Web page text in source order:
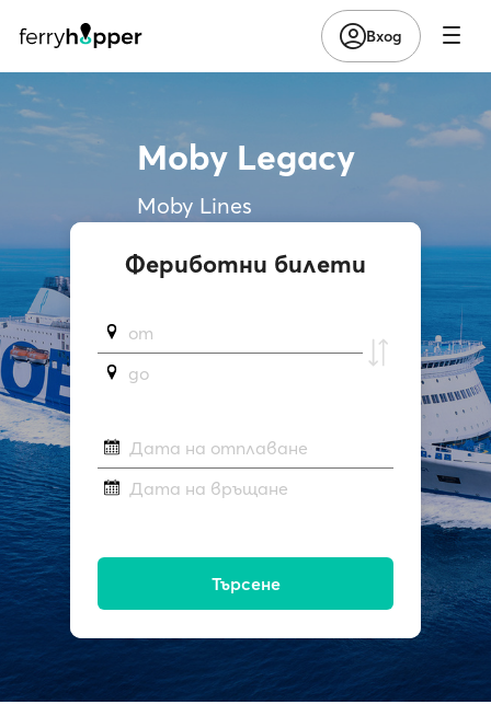
Вход
Moby Legacy
Moby Lines
Фериботни билети
от
до
Дата на отплаване
Дата на връщане
Търсене